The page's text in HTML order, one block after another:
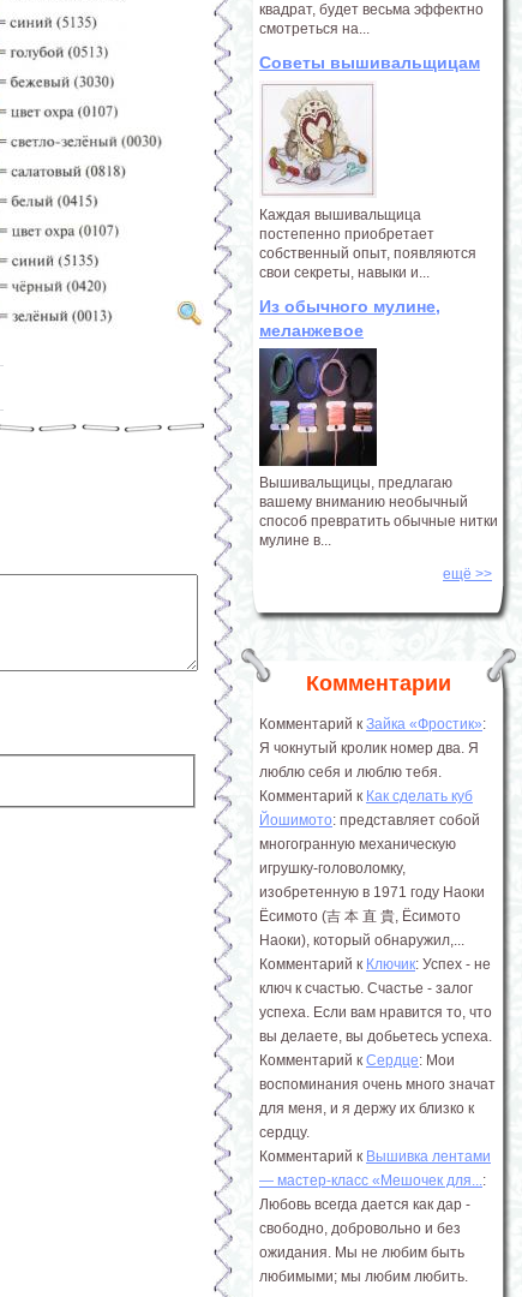
квадрат, будет весьма эффектно
смотреться на...
Советы вышивальщицам
Каждая вышивальщица
постепенно приобретает
собственный опыт, появляются
свои секреты, навыки и...
Из обычного мулине,
меланжевое
Вышивальщицы, предлагаю
вашему вниманию необычный
способ превратить обычные нитки
мулине в...
ещё >>
Комментарии
Комментарий к Зайка «Фростик»:
Я чокнутый кролик номер два. Я
люблю себя и люблю тебя.
Комментарий к Как сделать куб
Йошимото: представляет собой
многогранную механическую
игрушку-головоломку,
изобретенную в 1971 году Наоки
Ёсимото (吉 本 直 貴, Ёсимото
Наоки), который обнаружил,...
Комментарий к Ключик: Успех - не
ключ к счастью. Счастье - залог
успеха. Если вам нравится то, что
вы делаете, вы добьетесь успеха.
Комментарий к Сердце: Мои
воспоминания очень много значат
для меня, и я держу их близко к
сердцу.
Комментарий к Вышивка лентами
― мастер-класс «Мешочек для...:
Любовь всегда дается как дар -
свободно, добровольно и без
ожидания. Мы не любим быть
любимыми; мы любим любить.